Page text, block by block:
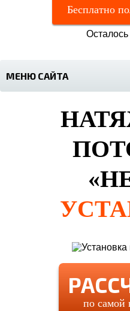
Бесплатно
Осталось
МЕНЮ САЙТА
по самой